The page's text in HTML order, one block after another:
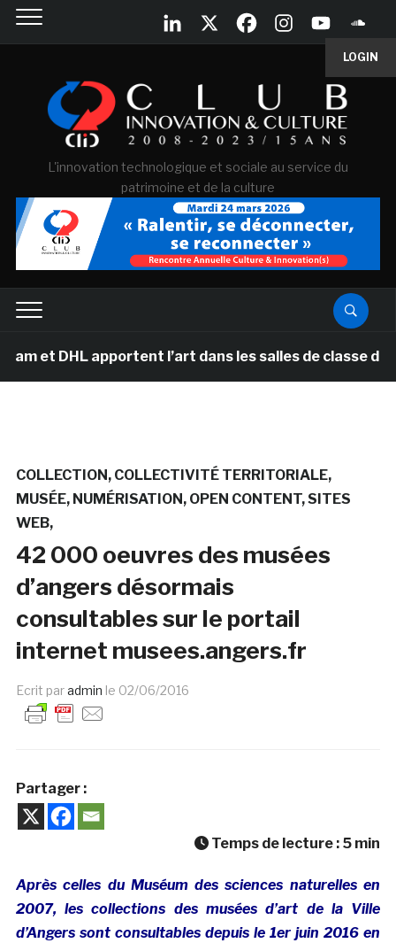
LOGIN
L'innovation technologique et sociale au service du
patrimoine et de la culture
DHL apportent l’art dans les salles de classe des
COLLECTION COLLECTIVITÉ TERRITORIALE
MUSÉE NUMÉRISATION OPEN CONTENT SITES
WEB
42 000 oeuvres des musées
d’angers désormais
consultables sur le portail
internet musees.angers.fr
Ecrit paradmin le 02/06/2016
Partager :
Temps de lecture : 5 min
Après celles du Muséum des sciences naturelles en
2007, les collections des musées d’art de la Ville
d’Angers sont consultables depuis le 1er juin 2016 en